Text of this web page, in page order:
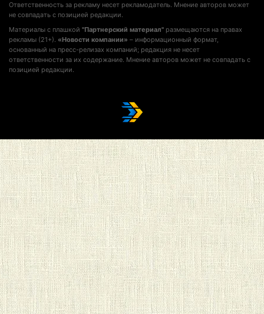
Ответственность за рекламу несет рекламодатель. Мнение авторов может
не совпадать с позицией редакции.
Материалы с плашкой "Партнерский материал" размещаются на правах
рекламы (21+). «Новости компании» – информационный формат,
основанный на пресс-релизах компаний; редакция не несет
ответственности за их содержание. Мнение авторов может не совпадать с
позицией редакции.